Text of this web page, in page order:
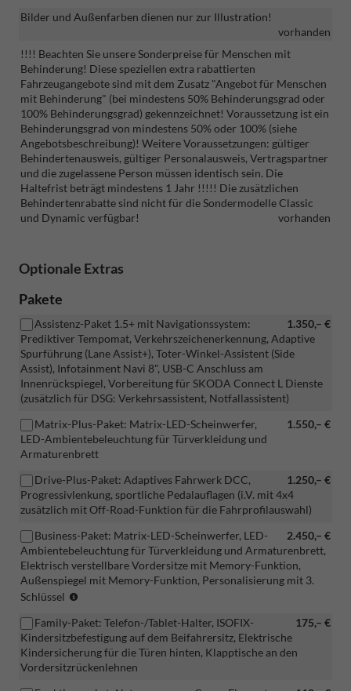
Bilder und Außenfarben dienen nur zur Illustration!
vorhanden
!!!! Beachten Sie unsere Sonderpreise für Menschen mit
Behinderung! Diese speziellen extra rabattierten
Fahrzeugangebote sind mit dem Zusatz "Angebot für Menschen
mit Behinderung" (bei mindestens 50% Behinderungsgrad oder
100% Behinderungsgrad) gekennzeichnet! Voraussetzung ist ein
Behinderungsgrad von mindestens 50% oder 100% (siehe
Angebotsbeschreibung)! Weitere Voraussetzungen: gültiger
Behindertenausweis, gültiger Personalausweis, Vertragspartner
und die zugelassene Person müssen identisch sein. Die
Haltefrist beträgt mindestens 1 Jahr !!!!! Die zusätzlichen
Behindertenrabatte sind nicht für die Sondermodelle Classic
und Dynamic verfügbar!
vorhanden
Optionale Extras
Pakete
1.350,– €
Assistenz-Paket 1.5+ mit Navigationssystem:
Prediktiver Tempomat, Verkehrszeichenerkennung, Adaptive
Spurführung (Lane Assist+), Toter-Winkel-Assistent (Side
Assist), Infotainment Navi 8", USB-C Anschluss am
Innenrückspiegel, Vorbereitung für SKODA Connect L Dienste
(zusätzlich für DSG: Verkehrsassistent, Notfallassistent)
1.550,– €
Matrix-Plus-Paket: Matrix-LED-Scheinwerfer,
LED-Ambientebeleuchtung für Türverkleidung und
Armaturenbrett
1.250,– €
Drive-Plus-Paket: Adaptives Fahrwerk DCC,
Progressivlenkung, sportliche Pedalauflagen (i.V. mit 4x4
zusätzlich mit Off-Road-Funktion für die Fahrprofilauswahl)
2.450,– €
Business-Paket: Matrix-LED-Scheinwerfer, LED-
Ambientebeleuchtung für Türverkleidung und Armaturenbrett,
Elektrisch verstellbare Vordersitze mit Memory-Funktion,
Außenspiegel mit Memory-Funktion, Personalisierung mit 3.
Schlüssel
Ablagefächer
unterm
Sitz,
ENTFALL
175,– €
Family-Paket: Telefon-/Tablet-Halter, ISOFIX-
Kindersitzbefestigung auf dem Beifahrersitz, Elektrische
Kindersicherung für die Türen hinten, Klapptische an den
Vordersitzrückenlehnen